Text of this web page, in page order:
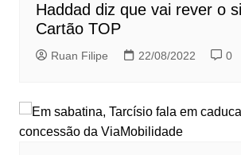
Haddad diz que vai rever o
Cartão TOP
Ruan Filipe 22/08/2022 0